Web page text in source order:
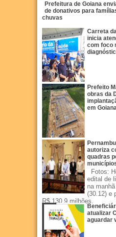
Prefeitura de Goiana
de donativos para
chuvas
Carreta
inicia
com foco
Prefeito
obras da
em Goiana
autoriza
quadras
Fotos:
edital de
na
(30.12) e
R$ 130,9 milhões.
atualizar
aguardar